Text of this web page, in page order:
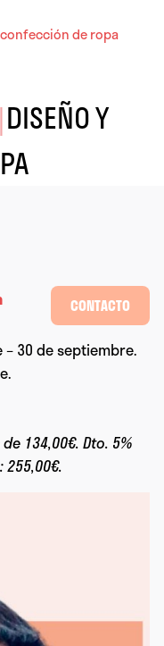
CONTACTO
de ropa
|DISEÑO Y
30 de septiembre.
134,00€. Dto. 5%